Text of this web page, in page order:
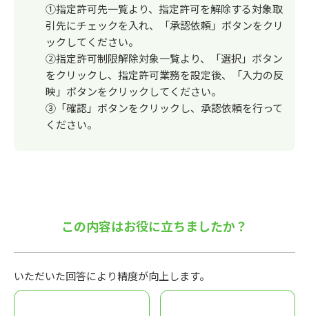
①指定許可先一覧より、指定許可を解除する対象取
引先にチェックを入れ、「承認依頼」ボタンをクリ
ックしてください。
②指定許可制限解除対象一覧より、「選択」ボタン
をクリックし、指定許可業務を設定後、「入力の反
映」ボタンをクリックしてください。
③「確認」ボタンをクリックし、承認依頼を行って
ください。
この内容はお役に立ちましたか？
いただいた回答により精度が向上します。